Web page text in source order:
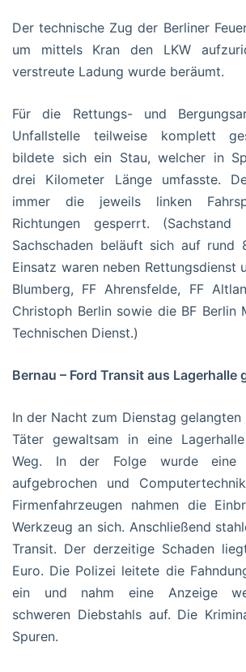
Der technische Zug der Berliner
um mittels Kran den LKW
verstreute Ladung wurde beräumt.
Für die Rettungs- und
Unfallstelle teilweise komplett
bildete sich ein Stau, welcher in
drei Kilometer Länge umfasste.
immer die jeweils linken
Richtungen gesperrt.
Sachschaden beläuft sich auf rund
Einsatz waren neben Rettungsdienst
Blumberg, FF Ahrensfelde, FF
Christoph Berlin sowie die BF Berlin
Technischen Dienst.)
Bernau – Ford Transit aus Lagerhalle
In der Nacht zum Dienstag gelangten
Täter gewaltsam in eine
Weg. In der Folge wurde eine
aufgebrochen und
Firmenfahrzeugen nahmen die
Werkzeug an sich. Anschließend
Transit. Der derzeitige Schaden
Euro. Die Polizei leitete die
ein und nahm eine Anzeige
schweren Diebstahls auf. Die
Spuren.